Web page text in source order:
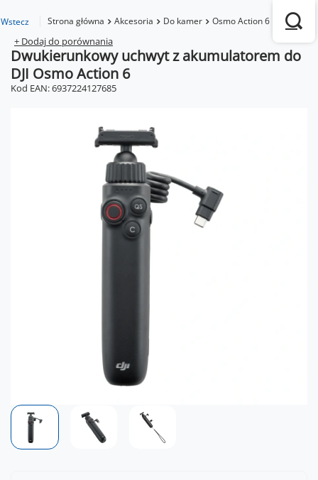
Wstecz Strona główna Akcesoria Do kamer Osmo Action 6
+ Dodaj do porównania
Dwukierunkowy uchwyt z akumulatorem do
DJI Osmo Action 6
Kod EAN: 6937224127685